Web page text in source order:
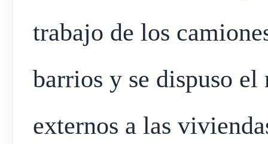
trabajo de los
barrios y se dispuso
externos a las